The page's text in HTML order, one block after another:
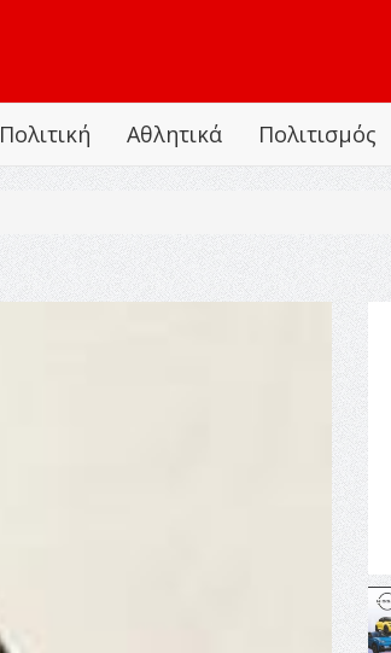
Πολιτική Αθλητικά Πολιτισμός